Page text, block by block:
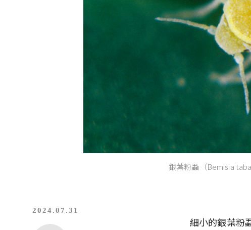
銀葉粉蝨（Bemisia
2024.07.31
細小的銀葉粉